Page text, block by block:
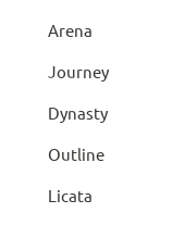
Arena
Journey
Dynasty
Outline
Licata